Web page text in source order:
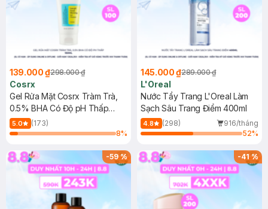
139.000 ₫298.000 ₫
Cosrx
Gel Rửa Mặt Cosrx Tràm Trà,
0.5% BHA Có Độ pH Thấp
150ml
5.0
(173)
8%
145.000 ₫289.000 ₫
L'Oreal
Nước Tẩy Trang L'Oreal Làm
Sạch Sâu Trang Điểm 400ml
4.8 (298)
916/tháng
52%
-59% -41%